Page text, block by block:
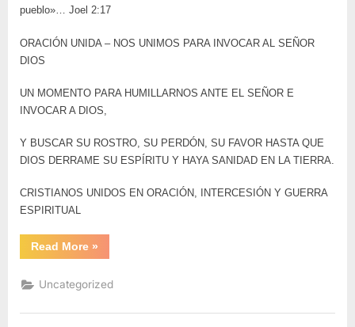
pueblo»… Joel 2:17
ORACIÓN UNIDA – NOS UNIMOS PARA INVOCAR AL SEÑOR
DIOS
UN MOMENTO PARA HUMILLARNOS ANTE EL SEÑOR E
INVOCAR A DIOS,
Y BUSCAR SU ROSTRO, SU PERDÓN, SU FAVOR HASTA QUE
DIOS DERRAME SU ESPÍRITU Y HAYA SANIDAD EN LA TIERRA.
CRISTIANOS UNIDOS EN ORACIÓN, INTERCESIÓN Y GUERRA
ESPIRITUAL
Read More“ORACION
UNIDA”
»
Uncategorized